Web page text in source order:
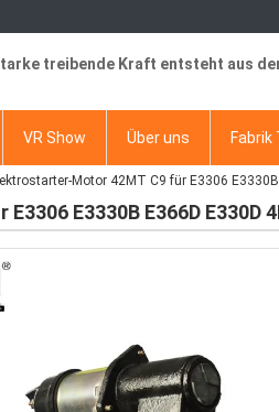
treibende Kraft entsteht aus
VR Show Über uns Fabrik
Motor 42MT C9 für E3306
E3330B E366D E330D